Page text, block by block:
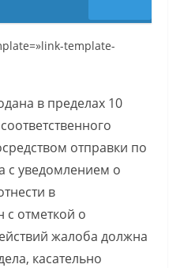
template-
в пределах 10
отправки по
с уведомлением о
в
отметкой о
жалоба должна
касательно